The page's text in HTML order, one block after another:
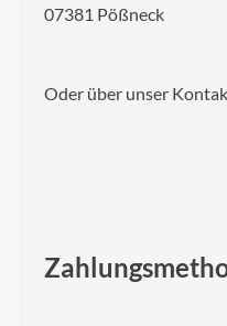
07381 Pößneck
Oder über unser